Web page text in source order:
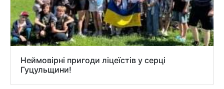
Неймовірні пригоди ліцеїстів у серці
Гуцульщини!